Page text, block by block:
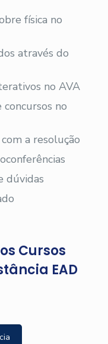
física no
através do
no AVA
no
a resolução
dúvidas
Cursos
EAD